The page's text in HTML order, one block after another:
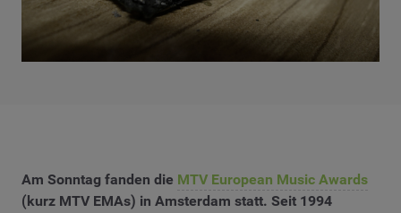
Am Sonntag fanden die MTV European Music Awards
(kurz MTV EMAs) in Amsterdam statt. Seit 1994